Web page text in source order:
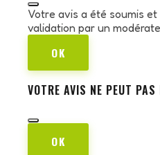
Votre avis a été soumis
validation par un
OK
VOTRE AVIS NE PEUT PAS
OK